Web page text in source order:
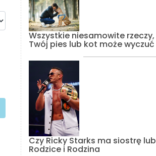
Wszystkie niesamowite
Twój pies lub kot może wyczuć
Czy Ricky Starks ma siostrę
Rodzice i Rodzina